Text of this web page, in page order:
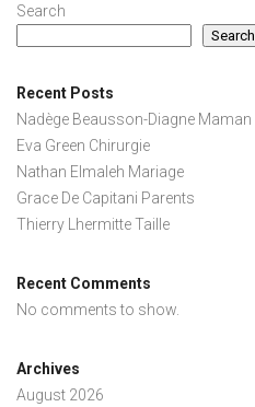
Search
Search
Recent Posts
Nadège Beausson-Diagne Maman
Eva Green Chirurgie
Nathan Elmaleh Mariage
Grace De Capitani Parents
Thierry Lhermitte Taille
Recent Comments
No comments to show.
Archives
August 2026